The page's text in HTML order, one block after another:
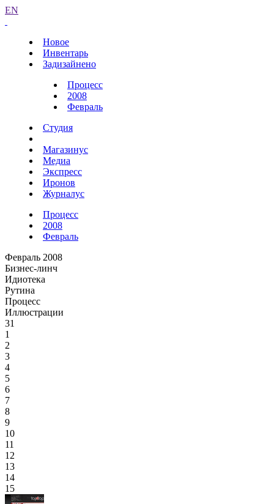
EN
Новое
Инвентарь
Задизайнено
Процесс
2008
Февраль
Студия
Магазинус
Медиа
Экспресс
Иронов
Журналус
Процесс
2008
Февраль
Февраль 2008
Бизнес-линч
Идиотека
Рутина
Процесс
Иллюстрации
31
1
2
3
4
5
6
7
8
9
10
11
12
13
14
15